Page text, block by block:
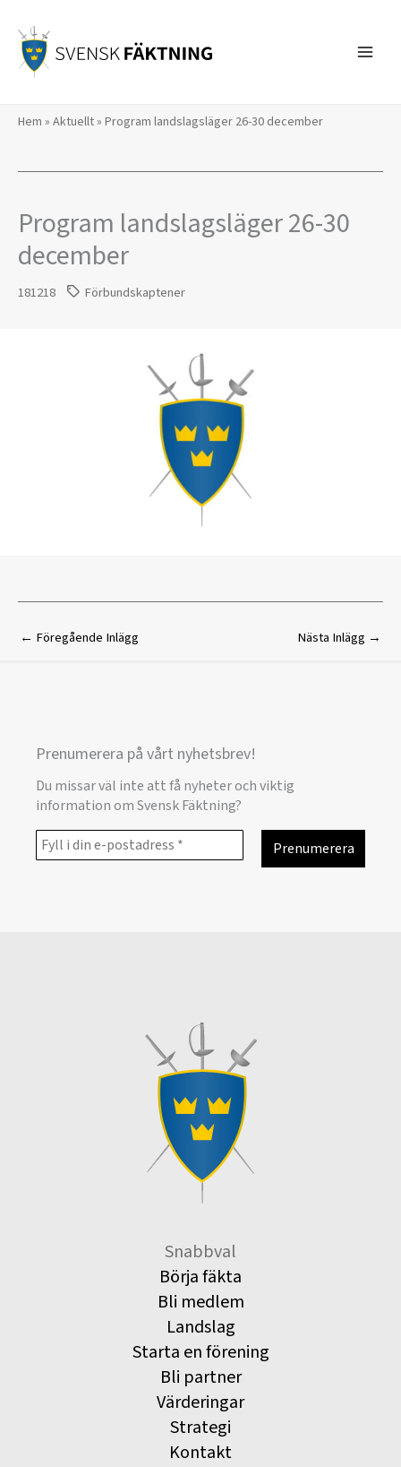
innehåll
Hem » Aktuellt» Program landslagsläger 26-30 december
Program landslagsläger 26-30
december
181218 Förbundskaptener
← Föregående Inlägg Nästa Inlägg →
Prenumerera på vårt nyhetsbrev!
Du missar väl inte att få nyheter och viktig
information om Svensk Fäktning?
Snabbval
Börja fäkta
Bli medlem
Landslag
Starta en förening
Bli partner
Värderingar
Strategi
Kontakt